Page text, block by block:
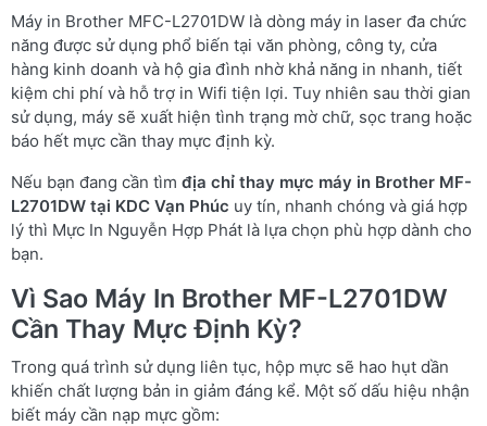
Máy in Brother MFC-L2701DW là dòng máy in laser đa chức
năng được sử dụng phổ biến tại văn phòng, công ty, cửa
hàng kinh doanh và hộ gia đình nhờ khả năng in nhanh, tiết
kiệm chi phí và hỗ trợ in Wifi tiện lợi. Tuy nhiên sau thời gian
sử dụng, máy sẽ xuất hiện tình trạng mờ chữ, sọc trang hoặc
báo hết mực cần thay mực định kỳ.
Nếu bạn đang cần tìm địa chỉ thay mực máy in Brother MF-
L2701DW tại KDC Vạn Phúc uy tín, nhanh chóng và giá hợp
lý thì Mực In Nguyễn Hợp Phát là lựa chọn phù hợp dành cho
bạn.
Vì Sao Máy In Brother MF-L2701DW
Cần Thay Mực Định Kỳ?
Trong quá trình sử dụng liên tục, hộp mực sẽ hao hụt dần
khiến chất lượng bản in giảm đáng kể. Một số dấu hiệu nhận
biết máy cần nạp mực gồm: